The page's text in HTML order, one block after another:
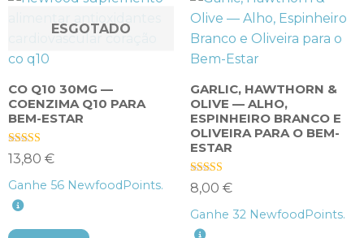
ESGOTADO
CO Q10 30MG —
COENZIMA Q10 PARA
BEM-ESTAR
Avaliação
4.57
13,80 €
Ganhe 56 NewfoodPoints.
GARLIC, HAWTHORN &
OLIVE — ALHO,
ESPINHEIRO BRANCO E
OLIVEIRA PARA O BEM-
ESTAR
Avaliação
4.00
8,00 €
Ganhe 32 NewfoodPoints.